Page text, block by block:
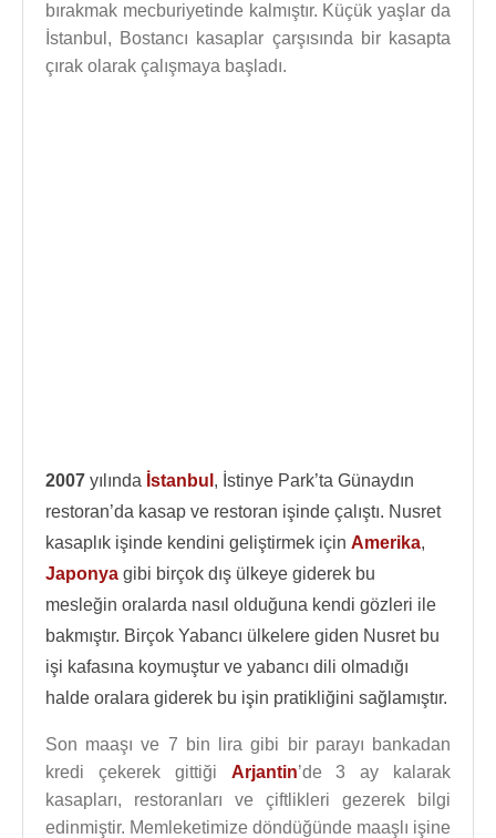
bırakmak mecburiyetinde kalmıştır. Küçük yaşlar da
İstanbul, Bostancı kasaplar çarşısında bir kasapta
çırak olarak çalışmaya başladı.
2007 yılında İstanbul , İstinye Park’ta Günaydın
restoran’da kasap ve restoran işinde çalıştı. Nusret
kasaplık işinde kendini geliştirmek için Amerika,
Japonya gibi birçok dış ülkeye giderek bu
mesleğin oralarda nasıl olduğuna kendi gözleri ile
bakmıştır. Birçok Yabancı ülkelere giden Nusret bu
işi kafasına koymuştur ve yabancı dili olmadığı
halde oralara giderek bu işin pratikliğini sağlamıştır.
Son maaşı ve 7 bin lira gibi bir parayı bankadan
kredi çekerek gittiği Arjantin’de 3 ay kalarak
kasapları, restoranları ve çiftlikleri gezerek bilgi
edinmiştir. Memleketimize döndüğünde maaşlı işine